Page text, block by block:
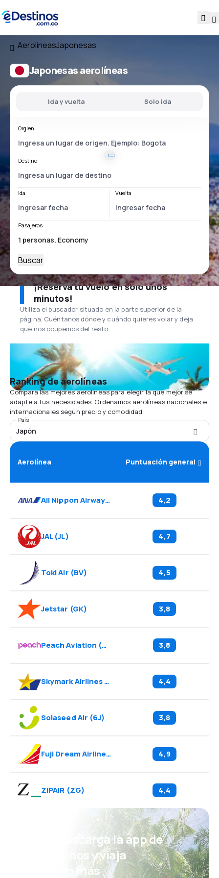
AerolíneasJaponesas
Japonesas aerolíneas
Ida y vuelta Solo ida
Orgien
Destino
Ida Vuelta
Pasajeros
Buscar
¡Reserva tu vuelo en solo unos
minutos!
Utiliza el buscador situado en la parte superior de la
página. Cuéntanos dónde y cuándo quieres volar y deja
que nos ocupemos del resto.
Ranking de aerolíneas
Compara las mejores aerolíneas para elegir la que mejor se
adapte a tus necesidades. Ordenamos aerolíneas nacionales e
internacionales según precio y comodidad.
País
Japón
Aerolínea Puntuación general
All Nippon Airways( 4,2
JAL(JL) 4,7
Toki Air (BV) 4,5
Jetstar (GK) 3,8
Peach Aviation (MM 3,8
Skymark Airlines BC 4,4
Solaseed Air (6J) 3,8
Fuji Dream Airlines( 4,9
ZIPAIR (ZG) 4,4
¡Eh! Descarga la app de
eDestinos y viaja
incluso más